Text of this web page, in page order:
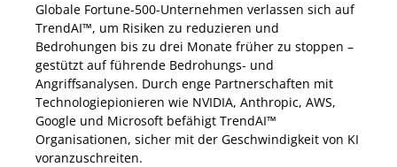
Globale Fortune-500-Unternehmen verlassen sich auf
TrendAI™, um Risiken zu reduzieren und
Bedrohungen bis zu drei Monate früher zu stoppen –
gestützt auf führende Bedrohungs- und
Angriffsanalysen. Durch enge Partnerschaften mit
Technologiepionieren wie NVIDIA, Anthropic, AWS,
Google und Microsoft befähigt TrendAI™
Organisationen, sicher mit der Geschwindigkeit von KI
voranzuschreiten.